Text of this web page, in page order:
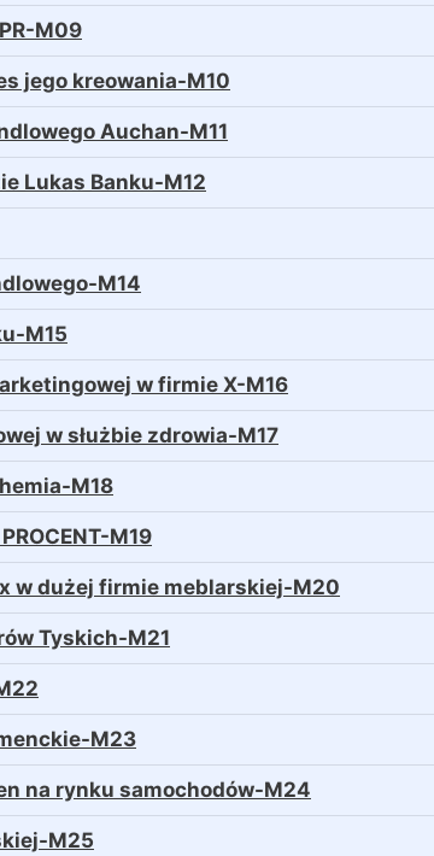
M09
jego kreowania-M10
Auchan-M11
Lukas Banku-M12
M14
M15
w firmie X-M16
w służbie zdrowia-M17
M18
M19
w dużej firmie meblarskiej-M20
Tyskich-M21
M23
na rynku samochodów-M24
M25